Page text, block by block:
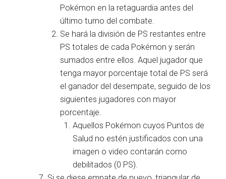
Pokémon en la retaguardia antes del
último turno del combate.
Se hará la división de PS restantes entre
PS totales de cada Pokémon y serán
sumados entre ellos. Aquel jugador que
tenga mayor porcentaje total de PS será
el ganador del desempate, seguido de los
siguientes jugadores con mayor
porcentaje.
Aquellos Pokémon cuyos Puntos de
Salud no estén justificados con una
imagen o video contarán como
debilitados (0 PS).